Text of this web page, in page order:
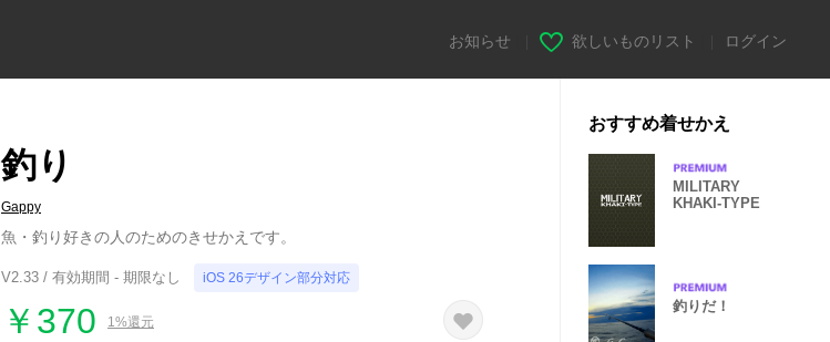
お知らせ 欲しいものリスト ログイン
釣り
Gappy
魚・釣り好きの人のためのきせかえです。
V2.33 / 有効期間 - 期限なし iOS 26デザイン部分対応
￥370 1%還元
おすすめ着せかえ
MILITARY
KHAKI-TYPE
釣りだ！